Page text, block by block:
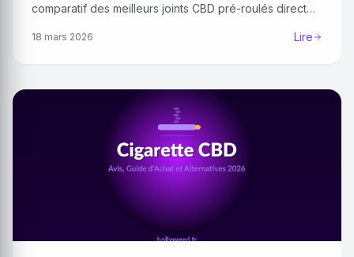
comparatif des meilleurs joints CBD pré-roulés direct
18 mars 2026 Lire